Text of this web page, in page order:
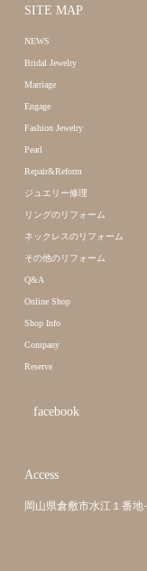
SITE MAP
NEWS
Bridal Jewelry
Marriage
Engage
Fashion Jewelry
Pearl
Repair&Reform
ジュエリー修理
リングのリフォーム
ネックレスのリフォーム
その他のリフォーム
Q&A
Online Shop
Shop Info
Company
Reserve
facebook
Access
岡山県倉敷市水江１番